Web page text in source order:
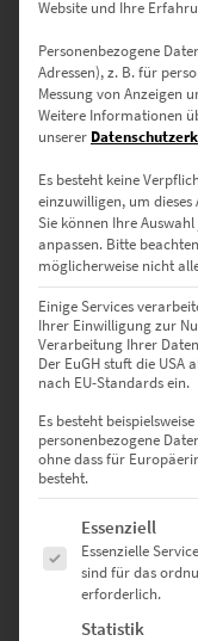
Hamburg
Website und Ihre
Personenbezogene
Adressen), z. B. für
Messung von Anzeigen
Weitere Informationen
unserer
Es besteht keine
einzuwilligen, um
Sie können Ihre
anpassen. Bitte
möglicherweise nicht
Einige Services
Ihrer Einwilligung zur
Verarbeitung Ihrer
Der EuGH stuft die USA
nach EU-Standards ein.
Es besteht
personenbezogene
ohne dass für
besteht.
Es folgt eine Liste
Essenziell
Essenzielle
sind für das
erforderlich.
Statistik